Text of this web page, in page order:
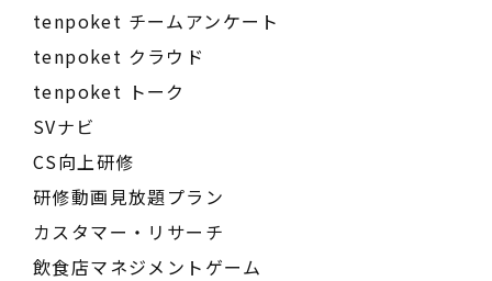
tenpoket チームアンケート
tenpoket クラウド
tenpoket トーク
SVナビ
CS向上研修
研修動画見放題プラン
カスタマー・リサーチ
飲食店マネジメントゲーム